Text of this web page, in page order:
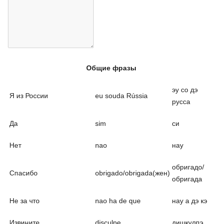
Общие фразы
Я из России eu souda Rússia
эу со дэ
русса
Да sim си
Нет nao нау
Спасибо obrigado/obrigada(жен)
обригадо/
обригада
Не за что nao ha de que нау а дэ кэ